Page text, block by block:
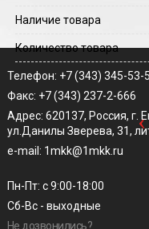
Наличие товара
Количество товара
‹
Телефон: +7 (343) 345-53-
Факс: +7 (343) 237-2-666
Адрес: 620137, Россия, г.
ул.Данилы Зверева, 31,
e-mail: 1mkk@1mkk.ru
Пн-Пт: с 9:00-18:00
Сб-Вс - выходные
Не дозвонились?